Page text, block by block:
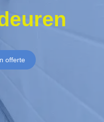
offerte